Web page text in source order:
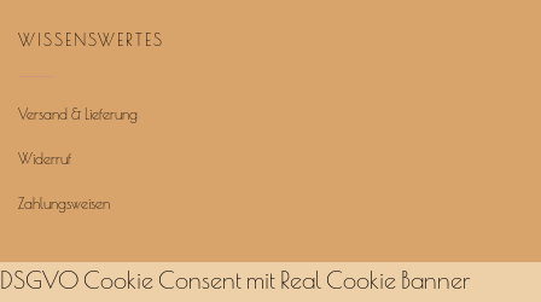
WISSENSWERTES
Versand & Lieferung
Widerruf
Zahlungsweisen
DSGVO Cookie Consent mit Real Cookie Banner